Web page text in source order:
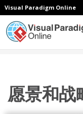
Visual Paradigm Online
愿景和战